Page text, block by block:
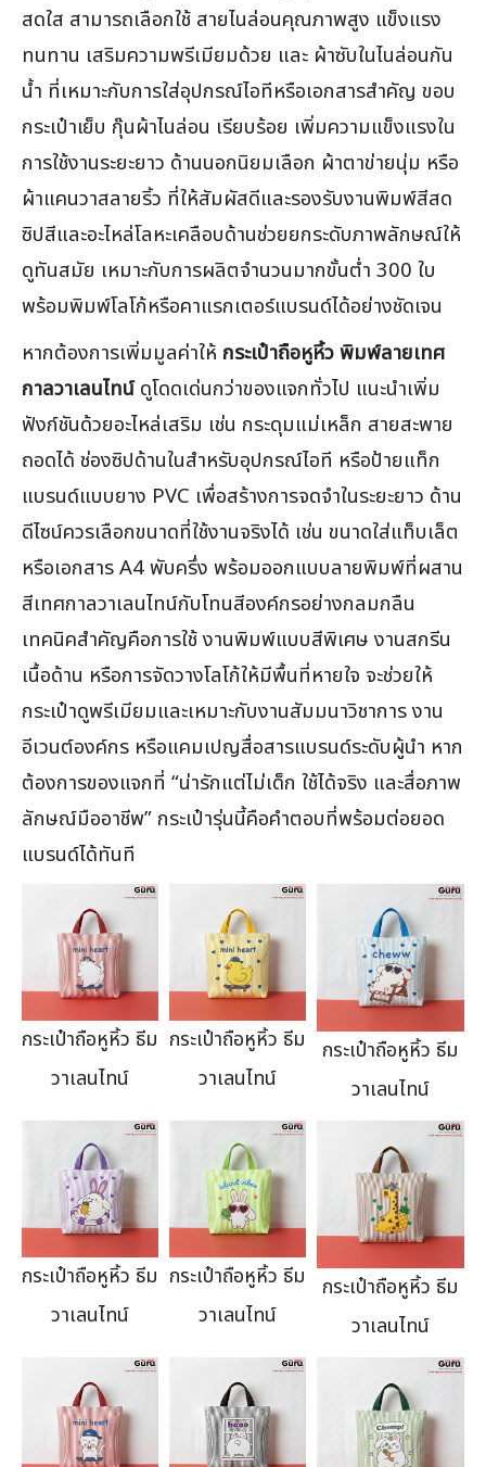
สดใส สามารถเลือกใช้ สายไนล่อนคุณภาพสูง แข็งแรง
ทนทาน เสริมความพรีเมียมด้วย และ ผ้าซับในไนล่อนกัน
น้ำ ที่เหมาะกับการใส่อุปกรณ์ไอทีหรือเอกสารสำคัญ ขอบ
กระเป๋าเย็บ กุ๊นผ้าไนล่อน เรียบร้อย เพิ่มความแข็งแรงใน
การใช้งานระยะยาว ด้านนอกนิยมเลือก ผ้าตาข่ายนุ่ม หรือ
ผ้าแคนวาสลายริ้ว ที่ให้สัมผัสดีและรองรับงานพิมพ์สีสด
ซิปสีและอะไหล่โลหะเคลือบด้านช่วยยกระดับภาพลักษณ์ให้
ดูทันสมัย เหมาะกับการผลิตจำนวนมากขั้นต่ำ 300 ใบ
พร้อมพิมพ์โลโก้หรือคาแรกเตอร์แบรนด์ได้อย่างชัดเจน
หากต้องการเพิ่มมูลค่าให้ กระเป๋าถือหูหิ้ว พิมพ์ลายเทศ
กาลวาเลนไทน์ดูโดดเด่นกว่าของแจกทั่วไป แนะนำเพิ่ม
ฟังก์ชันด้วยอะไหล่เสริม เช่น กระดุมแม่เหล็ก สายสะพาย
ถอดได้ ช่องซิปด้านในสำหรับอุปกรณ์ไอที หรือป้ายแท็ก
แบรนด์แบบยาง PVC เพื่อสร้างการจดจำในระยะยาว ด้าน
ดีไซน์ควรเลือกขนาดที่ใช้งานจริงได้ เช่น ขนาดใส่แท็บเล็ต
หรือเอกสาร A4 พับครึ่ง พร้อมออกแบบลายพิมพ์ที่ผสาน
สีเทศกาลวาเลนไทน์กับโทนสีองค์กรอย่างกลมกลืน
เทคนิคสำคัญคือการใช้ งานพิมพ์แบบสีพิเศษ งานสกรีน
เนื้อด้าน หรือการจัดวางโลโก้ให้มีพื้นที่หายใจ จะช่วยให้
กระเป๋าดูพรีเมียมและเหมาะกับงานสัมมนาวิชาการ งาน
อีเวนต์องค์กร หรือแคมเปญสื่อสารแบรนด์ระดับผู้นำ หาก
ต้องการของแจกที่ “น่ารักแต่ไม่เด็ก ใช้ได้จริง และสื่อภาพ
ลักษณ์มืออาชีพ” กระเป๋ารุ่นนี้คือคำตอบที่พร้อมต่อยอด
แบรนด์ได้ทันที
กระเป๋าถือหูหิ้ว ธีม
วาเลนไทน์
กระเป๋าถือหูหิ้ว ธีม
วาเลนไทน์
กระเป๋าถือหูหิ้ว ธีม
วาเลนไทน์
กระเป๋าถือหูหิ้ว ธีม
วาเลนไทน์
กระเป๋าถือหูหิ้ว ธีม
วาเลนไทน์
กระเป๋าถือหูหิ้ว ธีม
วาเลนไทน์